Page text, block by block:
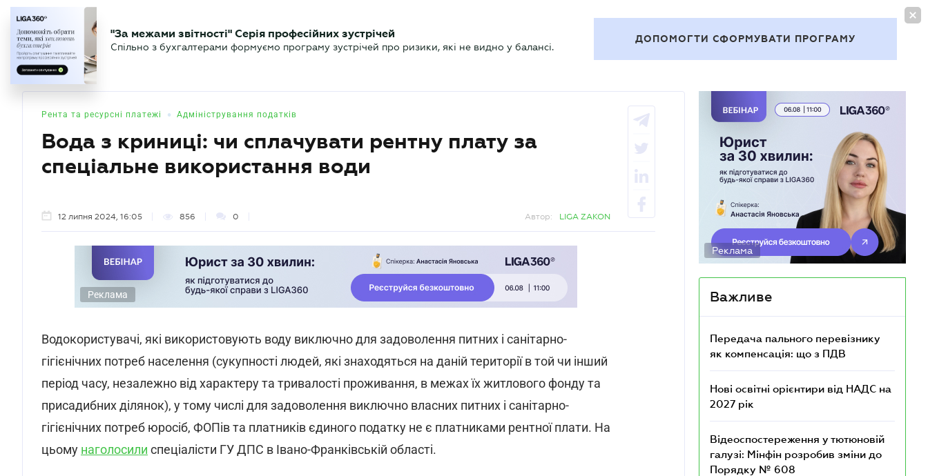
БУХГАЛТЕР Новини Аналітика Календар Актуально
"За межами звітності" Серія професійних зустрічей
Спільно з бухгалтерами формуємо програму зустрічей про ризики, які не видно у балансі.
ДОПОМОГТИ СФОРМУВАТИ ПРОГРАМУ
Рента та ресурсні платежі • Адміністрування податків
Вода з криниці: чи сплачувати рентну плату за
спеціальне використання води
12 липня 2024, 16:05 856 0 Автор: LIGA ZAKON
Реклама
Водокористувачі, які використовують воду виключно для задоволення питних і санітарно-
гігієнічних потреб населення (сукупності людей, які знаходяться на даній території в той чи інший
період часу, незалежно від характеру та тривалості проживання, в межах їх житлового фонду та
присадибних ділянок), у тому числі для задоволення виключно власних питних і санітарно-
гігієнічних потреб юросіб, ФОПів та платників єдиного податку не є платниками рентної плати. На
цьому наголосили спеціалісти ГУ ДПС в Івано-Франківській області.
Реклама
Важливе
Передача пального перевізнику
як компенсація: що з ПДВ
Нові освітні орієнтири від НАДС на
2027 рік
Відеоспостереження у тютюновій
галузі: Мінфін розробив зміни до
Порядку № 608